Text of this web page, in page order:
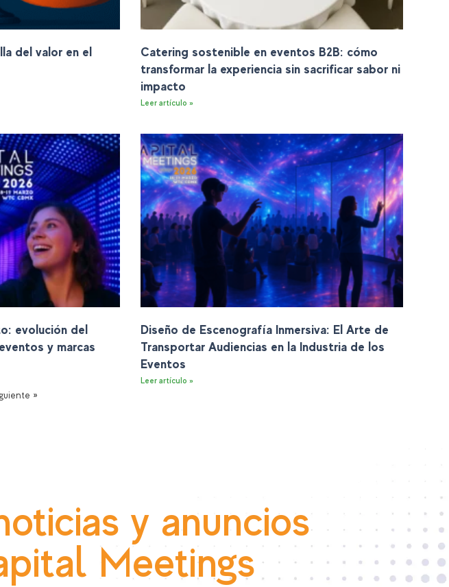
del valor en el
Catering sostenible en eventos B2B: cómo
transformar la experiencia sin sacrificar sabor ni
impacto
Leer artículo »
evolución del
y marcas
Diseño de Escenografía Inmersiva: El Arte de
Transportar Audiencias en la Industria de los
Eventos
Leer artículo »
»
y anuncios
Meetings